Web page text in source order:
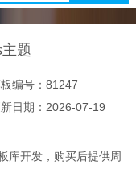
题
编号：81247
日期： 2026-07-19
库开发，购买后提供周